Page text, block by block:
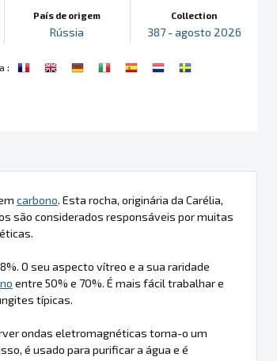
País de origem
Rússia
Collection
387 - agosto 2026
:
carbono. Esta rocha, originária da Carélia,
são considerados responsáveis por muitas
O seu aspecto vítreo e a sua raridade
entre 50% e 70%. É mais fácil trabalhar e
típicas.
ondas eletromagnéticas torna-o um
é usado para purificar a água e é